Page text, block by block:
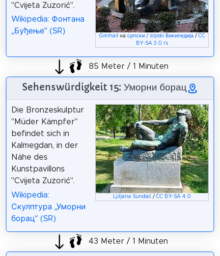
Gmihail на српски / srpski Википедија / CC
BY-SA 3.0 rs
"Cvijeta Zuzorić".
Wikipedia: Фонтана
„Буђење” (SR)
85 Meter / 1 Minuten
Sehenswürdigkeit 15: Уморни борац
Ljiljana Sundać /CC BY-SA 4.0
Die Bronzeskulptur
"Müder Kämpfer"
befindet sich in
Kalmegdan, in der
Nähe des
Kunstpavillons
"Cvijeta Zuzorić".
Wikipedia:
Скулптура „Уморни
борац” (SR)
43 Meter / 1 Minuten